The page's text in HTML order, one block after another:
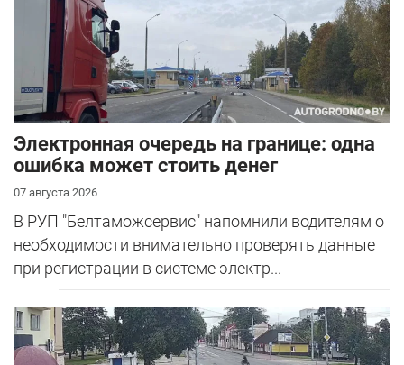
Электронная очередь на границе: одна
ошибка может стоить денег
07 августа 2026
В РУП "Белтаможсервис" напомнили водителям о
необходимости внимательно проверять данные
при регистрации в системе электр...